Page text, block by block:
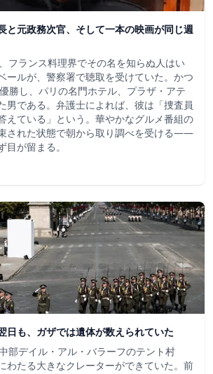
と元政務次官、そして一本の映画が同じ週
フランス料理界でその名を知らぬ人はい
ールが、警察署で聴取を受けていた。かつ
勝し、パリの名門ホテル、プラザ・アテ
男である。弁護士によれば、彼は「捜査員
えている」という。華やかなグルメ番組の
された状態で朝から取り調べを受ける――
目が留まる。
日も、ガザでは遺体が数えられていた
部デイル・アル・バラーフのテント村
わたる大きなクレーターができていた。前